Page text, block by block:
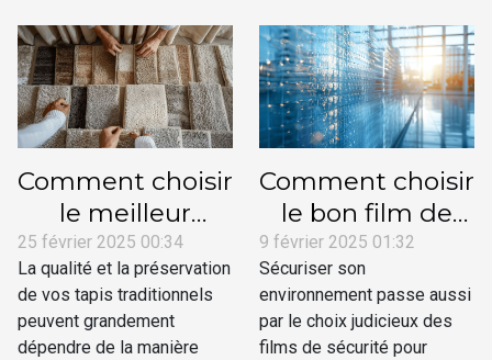
Comment choisir
le meilleur
service de
nettoyage de
tapis
traditionnels
25 février 2025 00:34
La qualité et la préservation
de vos tapis traditionnels
peuvent grandement
dépendre de la manière
Comment choisir
le bon film de
sécurité pour vos
vitrages
9 février 2025 01:32
Sécuriser son
environnement passe aussi
par le choix judicieux des
films de sécurité pour